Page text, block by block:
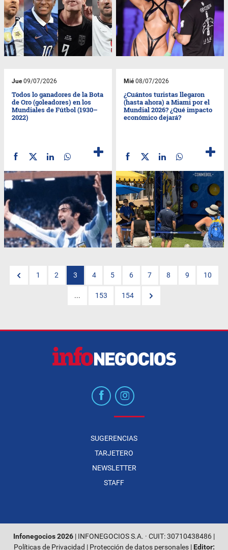
Jue09/07/2026
Todos lo ganadores de la Bota
de Oro (goleadores) en los
Mundiales de Fútbol (1930–
2022)
Mié08/07/2026
¿Cuántos turistas llegaron
(hasta ahora) a Miami por el
Mundial 2026? ¿Qué impacto
económico dejará?
1 2 3 4 5 6 7 8 9 10
... 153 154
SUGERENCIAS
TARJETERO
NEWSLETTER
STAFF
Infonegocios 2026 | INFONEGOCIOS S.A. · CUIT: 30710438486 |
Políticas de Privacidad | Protección de datos personales| Editor: